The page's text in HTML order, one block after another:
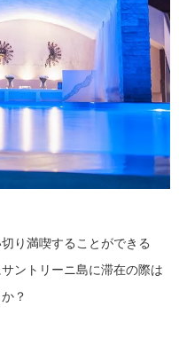
り満喫することができる
ントリーニ島に滞在の際は
？